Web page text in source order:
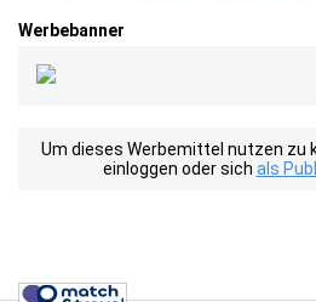
Werbebanner
Um dieses Werbemittel nutzen zu
einloggen oder sich als